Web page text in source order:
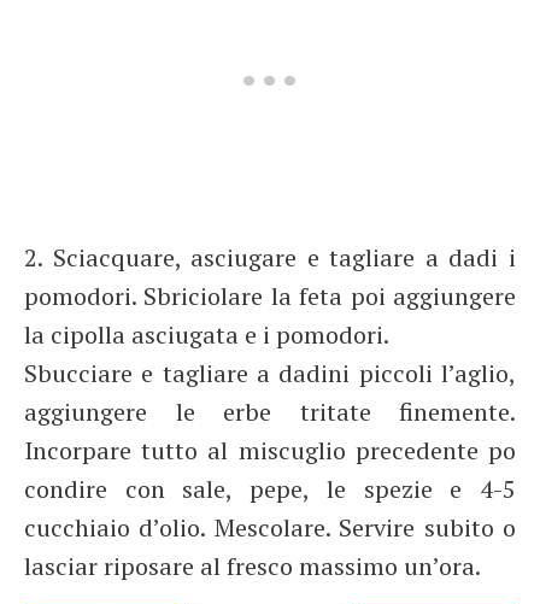
2. Sciacquare, asciugare e tagliare a dadi i
pomodori. Sbriciolare la feta poi aggiungere
la cipolla asciugata e i pomodori.
Sbucciare e tagliare a dadini piccoli l’aglio,
aggiungere le erbe tritate finemente.
Incorpare tutto al miscuglio precedente po
condire con sale, pepe, le spezie e 4-5
cucchiaio d’olio. Mescolare. Servire subito o
lasciar riposare al fresco massimo un’ora.